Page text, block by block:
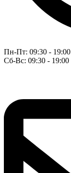
Пн-Пт: 09:30 - 19:00
Сб-Вс: 09:30 - 19:00